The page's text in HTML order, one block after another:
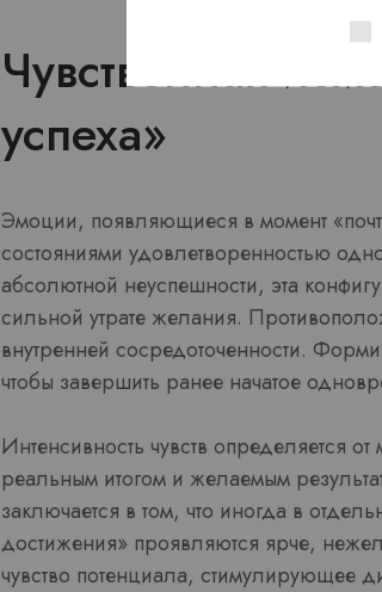
Чувственная
успеха»
Эмоции, появляющиеся в момент
состояниями удовлетворенностью
абсолютной неуспешности, эта
сильной утрате желания.
внутренней сосредоточенности.
чтобы завершить ранее начатое
Интенсивность чувств
реальным итогом и желаемым
заключается в том, что иногда в
достижения» проявляются ярче,
чувство потенциала, стимулирующее